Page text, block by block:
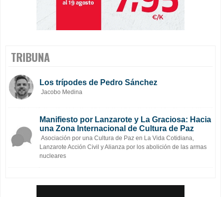
TRIBUNA
Los trípodes de Pedro Sánchez
Jacobo Medina
Manifiesto por Lanzarote y La Graciosa: Hacia
una Zona Internacional de Cultura de Paz
Asociación por una Cultura de Paz en La Vida Cotidiana,
Lanzarote Acción Civil y Alianza por los abolición de las armas
nucleares